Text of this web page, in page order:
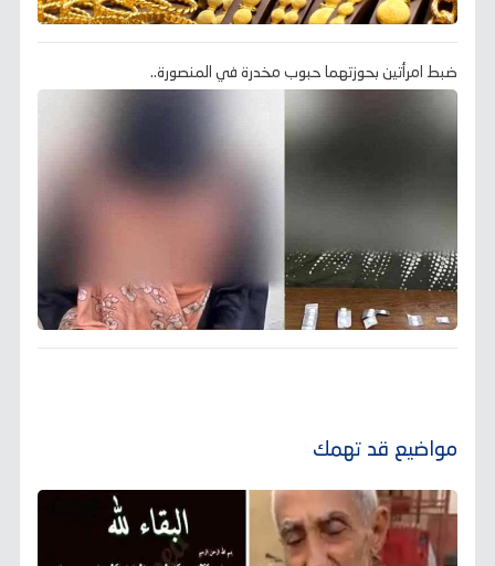
ضبط امرأتين بحوزتهما حبوب مخدرة في المنصورة..
مواضيع قد تهمك